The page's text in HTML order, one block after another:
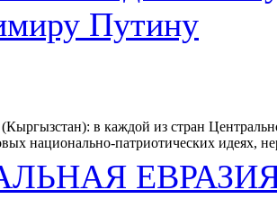
Путину
в каждой из стран
национально-патриотических идеях,